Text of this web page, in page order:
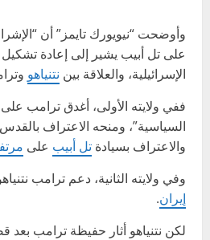
وأوضحت “نيويورك تايمز” أن
على تل أبيب يشير إلى إعادة تشكيل
الإسرائيلية، والعلاقة بين نتنياهو
ففي ولايته الأولى، أغدق ترامب على
السياسية”، ومنحه الاعتراف
والاعتراف بسيادة تل أبيب على
وفي ولايته الثانية، دعم ترامب نتنياهو في
إيران.
لكن نتنياهو أثار حفيظة ترامب